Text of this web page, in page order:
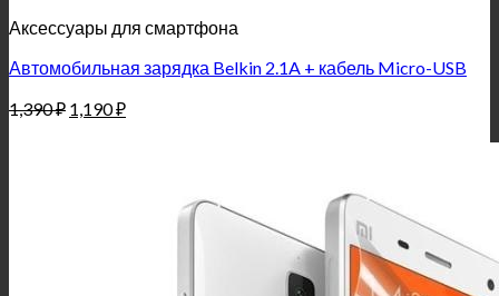
Аксессуары для смартфона
Автомобильная зарядка Belkin 2.1A + кабель Micro-USB
1,390₽ 1,190₽